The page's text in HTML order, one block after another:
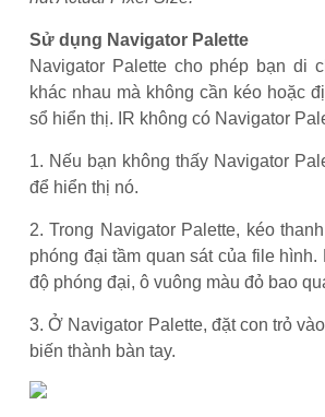
Sử dụng Navigator Palette
Navigator Palette cho phép bạn di
khác nhau mà không cần kéo hoặc
sổ hiển thị. IR không có Navigator
1. Nếu bạn không thấy Navigator
để hiển thị nó.
2. Trong Navigator Palette, kéo
phóng đại tầm quan sát của file
độ phóng đại, ô vuông màu đỏ bao
3. Ở Navigator Palette, đặt con trỏ
biến thành bàn tay.